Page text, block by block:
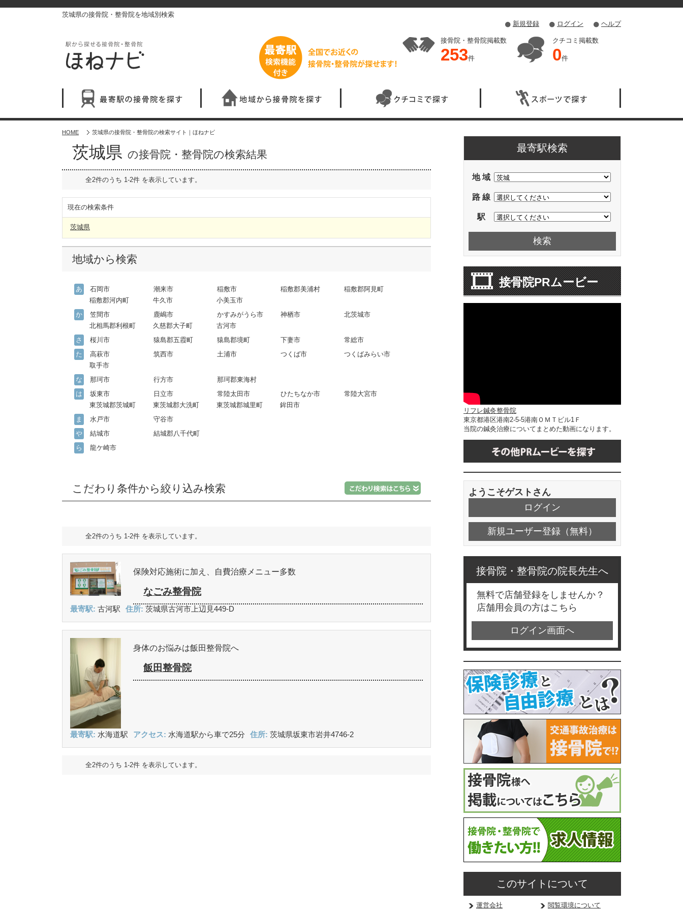
茨城県の接骨院・整骨院を地域別検索
新規登録
ログイン ヘルプ
クチコミ掲載数
0件
接骨院・整骨院掲載数
253件
HOME 茨城県の接骨院・整骨院の検索サイト｜ほねナビ
茨城県 の接骨院・整骨院の検索結果
全2件のうち 1-2件 を表示しています。
現在の検索条件
茨城県
地域から検索
あ 石岡市 潮来市 稲敷市 稲敷郡美浦村
稲敷郡阿見町
稲敷郡河内町
牛久市
小美玉市
か
笠間市 鹿嶋市 かすみがうら市 神栖市
北茨城市
北相馬郡利根町
久慈郡大子町
古河市
さ
桜川市 猿島郡五霞町 猿島郡境町 下妻市
常総市
た
高萩市 筑西市 土浦市 つくば市
つくばみらい市
取手市
な
那珂市 行方市
那珂郡東海村
は
坂東市 日立市 常陸太田市 ひたちなか市
常陸大宮市
東茨城郡茨城町
東茨城郡大洗町 東茨城郡城里町
鉾田市
ま
水戸市
守谷市
や
結城市
結城郡八千代町
ら
龍ケ崎市
こだわり条件から絞り込み検索
全2件のうち 1-2件 を表示しています。
保険対応施術に加え、自費治療メニュー多数
なごみ整骨院
最寄駅: 古河駅 住所: 茨城県古河市上辺見449-D
身体のお悩みは飯田整骨院へ
飯田整骨院
最寄駅: 水海道駅 アクセス: 水海道駅から車で25分 住所: 茨城県坂東市岩井4746-2
全2件のうち 1-2件 を表示しています。
最寄駅検索
地 域
路 線
駅
接骨院PRムービー
リフレ鍼灸整骨院
東京都港区港南2-5-5港南ＯＭＴビル1Ｆ
当院の鍼灸治療についてまとめた動画になります。
ようこそゲストさん
ログイン
新規ユーザー登録（無料）
接骨院・整骨院の院長先生へ
無料で店舗登録をしませんか？
店舗用会員の方はこちら
ログイン画面へ
このサイトについて
運営会社 閲覧環境について